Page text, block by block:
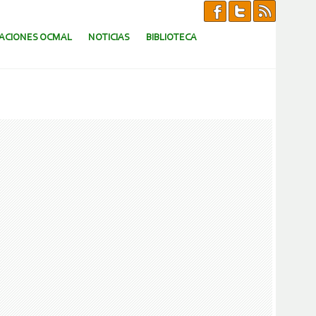
OCMAL NOTICIAS BIBLIOTECA